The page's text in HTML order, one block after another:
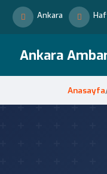
Ankara
Ankara
Anasayfa